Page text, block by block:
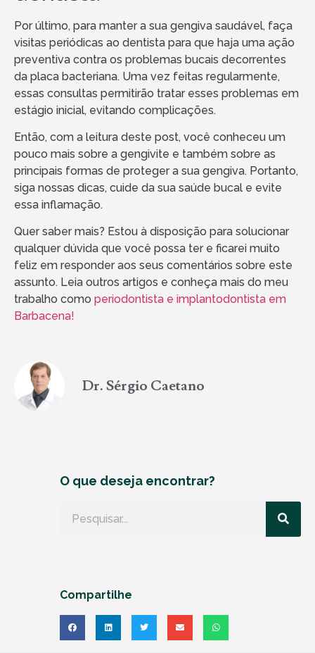
Por último, para manter a sua gengiva saudável, faça
visitas periódicas ao dentista para que haja uma ação
preventiva contra os problemas bucais decorrentes
da placa bacteriana. Uma vez feitas regularmente,
essas consultas permitirão tratar esses problemas em
estágio inicial, evitando complicações.
Então, com a leitura deste post, você conheceu um
pouco mais sobre a gengivite e também sobre as
principais formas de proteger a sua gengiva. Portanto,
siga nossas dicas, cuide da sua saúde bucal e evite
essa inflamação.
Quer saber mais? Estou à disposição para solucionar
qualquer dúvida que você possa ter e ficarei muito
feliz em responder aos seus comentários sobre este
assunto. Leia outros artigos e conheça mais do meu
trabalho como periodontista e implantodontista em
Barbacena!
Dr. Sérgio Caetano
O que deseja encontrar?
Compartilhe